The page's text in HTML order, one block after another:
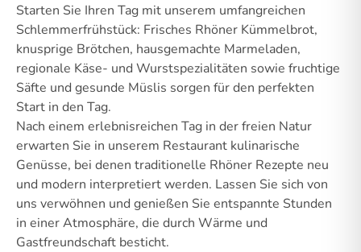
Starten Sie Ihren Tag mit unserem umfangreichen
Schlemmerfrühstück: Frisches Rhöner Kümmelbrot,
knusprige Brötchen, hausgemachte Marmeladen,
regionale Käse- und Wurstspezialitäten sowie fruchtige
Säfte und gesunde Müslis sorgen für den perfekten
Start in den Tag.
Nach einem erlebnisreichen Tag in der freien Natur
erwarten Sie in unserem Restaurant kulinarische
Genüsse, bei denen traditionelle Rhöner Rezepte neu
und modern interpretiert werden. Lassen Sie sich von
uns verwöhnen und genießen Sie entspannte Stunden
in einer Atmosphäre, die durch Wärme und
Gastfreundschaft besticht.